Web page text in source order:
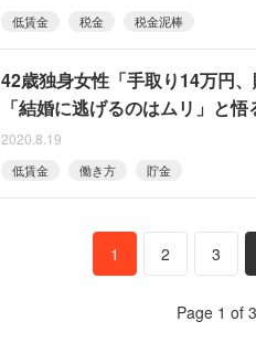
低賃金 税金 税金泥棒
42歳独身女性「手取り14万円
「結婚に逃げるのはムリ」と
2020.8.19
低賃金 働き方 貯金
1 2 3
Page 1 of 3